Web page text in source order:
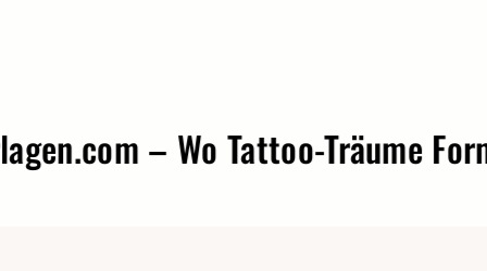
– Wo Tattoo-Träume Form